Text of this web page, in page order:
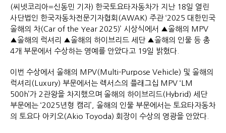
(씨넷코리아=신동민 기자) 한국토요타자동차가 지난 18일 열린
사단법인 한국자동차전문기자협회(AWAK) 주관 ‘2025 대한민국
올해의 차(Car of the Year 2025)’ 시상식에서 ▲올해의 MPV
▲올해의 럭셔리 ▲올해의 하이브리드 세단 ▲올해의 인물 등 총
4개 부문에서 수상하는 영예를 안았다고 19일 밝혔다.
이번 수상에서 올해의 MPV(Multi-Purpose Vehicle) 및 올해의
럭셔리(Luxury) 부문에서는 렉서스의 플래그십 MPV ‘LM
500h’가 2관왕을 차지했으며 올해의 하이브리드(Hybrid) 세단
부문에는 ‘2025년형 캠리’, 올해의 인물 부문에서는 토요타자동차
의 토요다 아키오(Akio Toyoda) 회장이 수상의 영광을 안았다.